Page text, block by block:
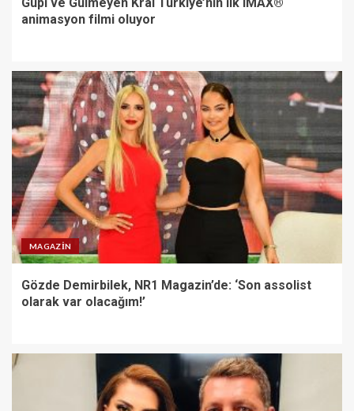
animasyon filmi oluyor
MAGAZIN
Gözde Demirbilek, NR1 Magazin’de: ‘Son assolist
olarak var olacağım!’